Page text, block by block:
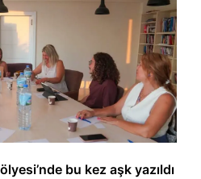
bu kez aşk yazıldı